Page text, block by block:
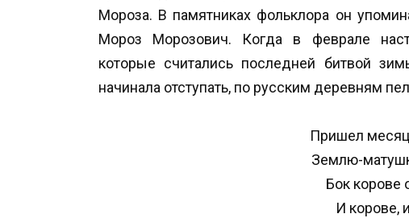
Мороза. В памятниках фольклора он
Мороз Морозович. Когда в феврале
которые считались последней битвой
начинала отступать, по русским деревням
Пришел месяц
Землю-
Бок корове
И корове,